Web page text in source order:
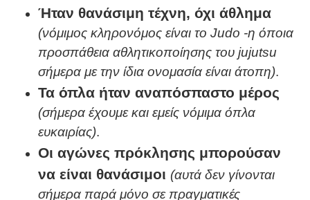
Ήταν θανάσιμη τέχνη, όχι άθλημα
(νόμιμος κληρονόμος είναι το Judo -η όποια
προσπάθεια αθλητικοποίησης του jujutsu
σήμερα με την ίδια ονομασία είναι άτοπη).
Τα όπλα ήταν αναπόσπαστο μέρος
(σήμερα έχουμε και εμείς νόμιμα όπλα
ευκαιρίας).
Οι αγώνες πρόκλησης μπορούσαν
να είναι θανάσιμοι (αυτά δεν γίνονται
σήμερα παρά μόνο σε πραγματικές